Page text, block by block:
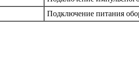
Подключение питания